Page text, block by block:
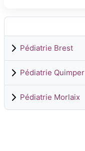
Pédiatrie Brest
Pédiatrie Quimper
Pédiatrie Morlaix